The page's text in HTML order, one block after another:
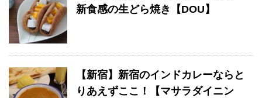
新食感の生どら焼き【DOU】
【新宿】新宿のインドカレーならと
りあえずここ！【マサラダイニン